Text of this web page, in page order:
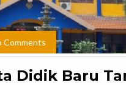
Comments
Didik Baru